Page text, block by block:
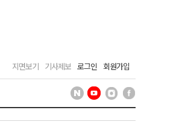
지면보기 기사제보 로그인 회원가입